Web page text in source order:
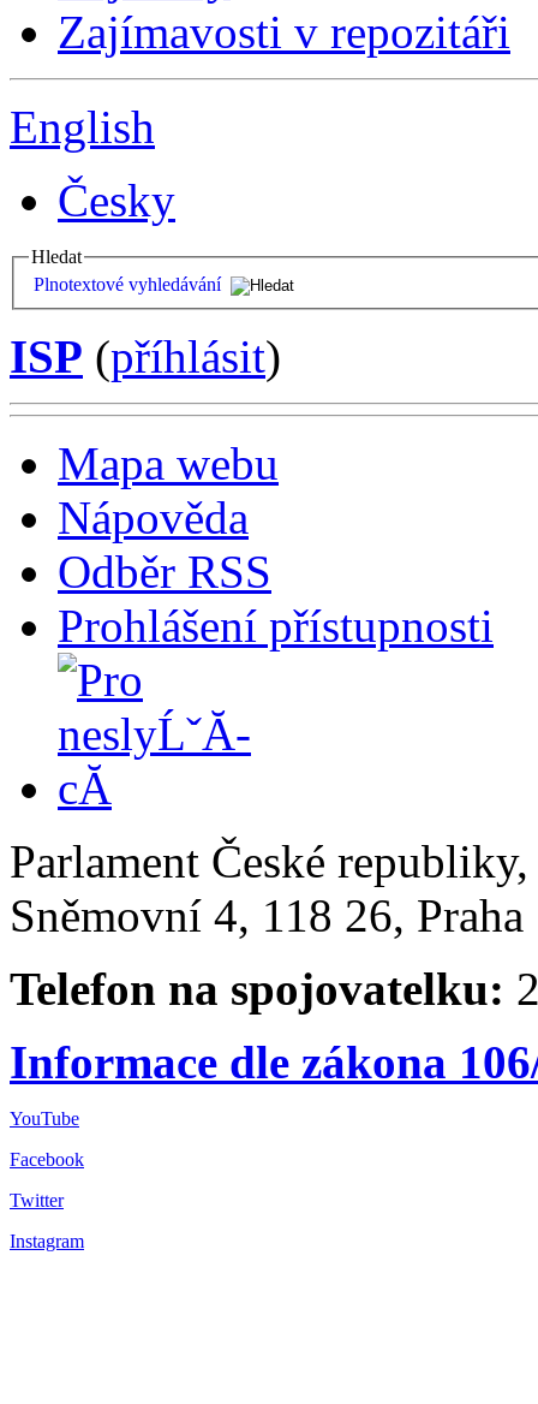
Zajímavosti v repozitáři
English
Česky
Hledat
Plnotextové vyhledávání
ISP (příhlásit)
Mapa webu
Nápověda
Odběr RSS
Prohlášení přístupnosti
Parlament České
Sněmovní 4, 118 26,
Telefon na spojovatelku:
Informace dle zákona
YouTube
Facebook
Twitter
Instagram